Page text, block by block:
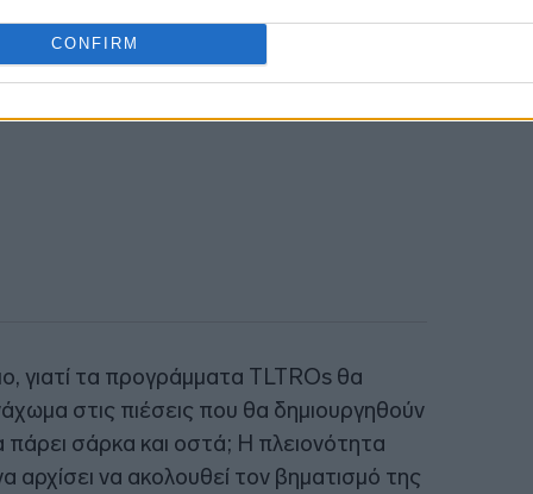
CONFIRM
γιατί τα προγράμματα TLTROs θα
στις πιέσεις που θα δημιουργηθούν
σάρκα και οστά; Η πλειονότητα
αρχίσει να ακολουθεί τον βηματισμό της